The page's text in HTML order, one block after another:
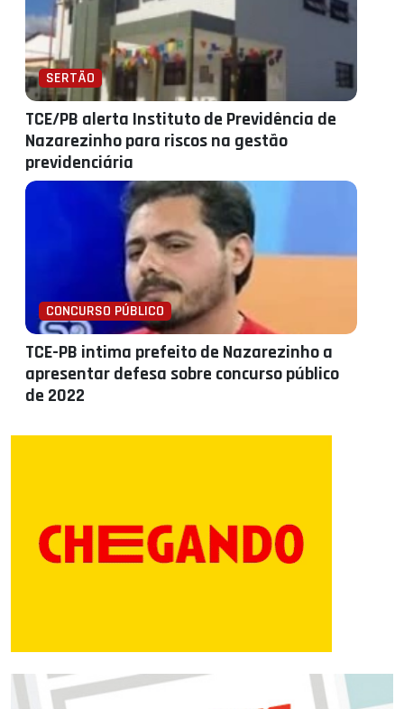
SERTÃO
TCE/PB alerta Instituto de Previdência de
Nazarezinho para riscos na gestão
previdenciária
CONCURSO PÚBLICO
TCE-PB intima prefeito de Nazarezinho a
apresentar defesa sobre concurso público
de 2022